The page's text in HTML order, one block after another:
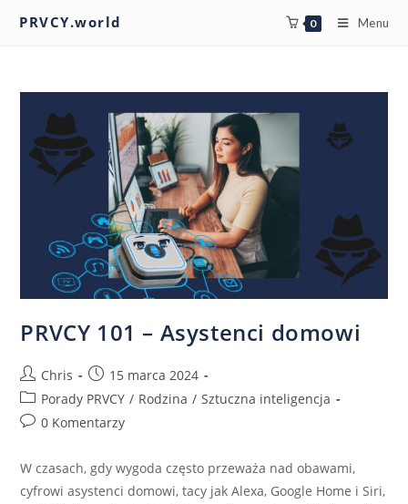
PRVCY.world 0 Menu
PRVCY 101 – Asystenci domowi
Chris
15 marca 2024
Porady PRVCY / Rodzina / Sztuczna inteligencja
0 Komentarzy
W czasach, gdy wygoda często przeważa nad obawami,
cyfrowi asystenci domowi, tacy jak Alexa, Google Home i Siri,